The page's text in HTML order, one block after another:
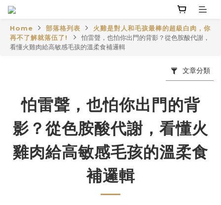
Home 部落格列表
火雞是對人和毛孩最棒的超級白肉，你
再不了解就落伍了!
怕雷聲，也怕你出門的背影？從色胺酸代謝，
看懂火雞肉給高敏感毛孩的溫柔食補邏輯
文章分類
怕雷聲，也怕你出門的背
影？從色胺酸代謝，看懂火
雞肉給高敏感毛孩的溫柔食
補邏輯